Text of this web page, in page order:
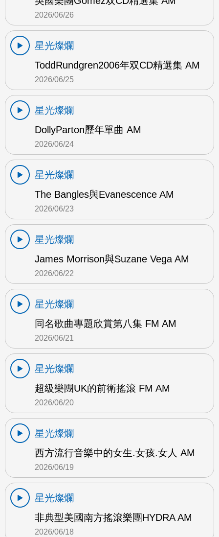
2026/06/26
星光燦爛
ToddRundgren2006年双CD精選集 AM
2026/06/25
星光燦爛
DollyParton歷年單曲 AM
2026/06/24
星光燦爛
The Bangles與Evanescence AM
2026/06/23
星光燦爛
James Morrison與Suzane Vega AM
2026/06/22
星光燦爛
同名歌曲專題欣賞第八集 FM AM
2026/06/21
星光燦爛
超級樂團UK的前衛搖滾 FM AM
2026/06/20
星光燦爛
西方流行音樂中的女生.女孩.女人 AM
2026/06/19
星光燦爛
非典型美國南方搖滾樂團HYDRA AM
2026/06/18